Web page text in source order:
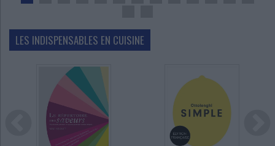
LES INDISPENSABLES EN CUISINE
Indisponible